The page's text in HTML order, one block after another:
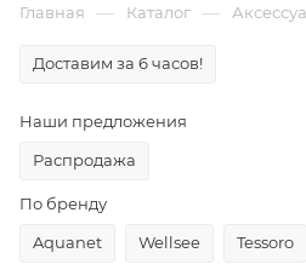
Главная — Каталог —
Доставим за 6 часов!
Наши предложения
Распродажа
По бренду
Aquanet
Wellsee Tessoro